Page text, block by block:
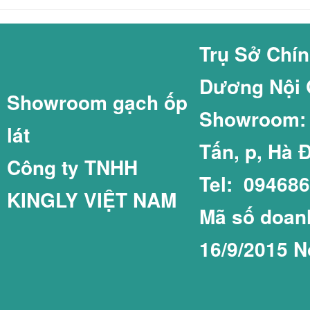
GẠCH COTTO
GẠCH LÁT SÂN
GẠCH LÁT SÂN
GẠCH THẺ
GẠCH THẺ
GẠCH THẺ
Showroom gạch ốp
lát
Công ty TNHH
KINGLY VIỆT NAM
Trụ Sở
Dương Nội
Tấn, p, Hà
Tel:
Mã số
16/9/2015